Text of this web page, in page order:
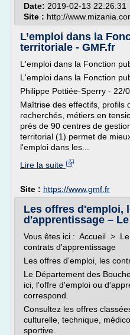
Date: 2019-02-13 22:26:31
Site : http://
L’emploi dans la
territoriale - GMF.fr
L'emploi dans la Fonction
L'emploi dans la Fonction
Philippe Pottiée-Sperry - 22/
Maîtrise des effectifs, profils
recherchés, métiers en
près de 90 centres de
territorial (1) permet de
l'emploi dans les...
Lire la suite
Site : https://www.gmf.fr
Les offres d'emploi,
d'apprentissage – Le
Vous êtes ici : Accueil >
contrats d'apprentissage
Les offres d'emploi, les
Le Département des
ici, l'offre d'emploi ou
correspond.
Consultez les offres
culturelle, technique,
sportive.